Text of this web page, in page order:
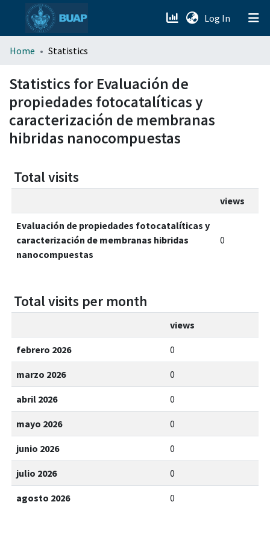
Log In (current)
menu.section.about_menu
All of DSpace
Home Statistics
Statistics for Evaluación de
propiedades fotocatalíticas y
caracterización de membranas
hibridas nanocompuestas
Total visits
views
Evaluación de propiedades fotocatalíticas y
caracterización de membranas hibridas
nanocompuestas
0
Total visits per month
views
febrero 2026 0
marzo 2026 0
abril 2026 0
mayo 2026 0
junio 2026 0
julio 2026 0
agosto 2026 0